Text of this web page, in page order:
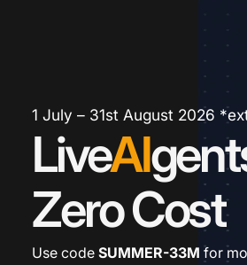
1 July – 31st August 2026
LiveAI
Zero Cost
Use code SUMMER-33M for